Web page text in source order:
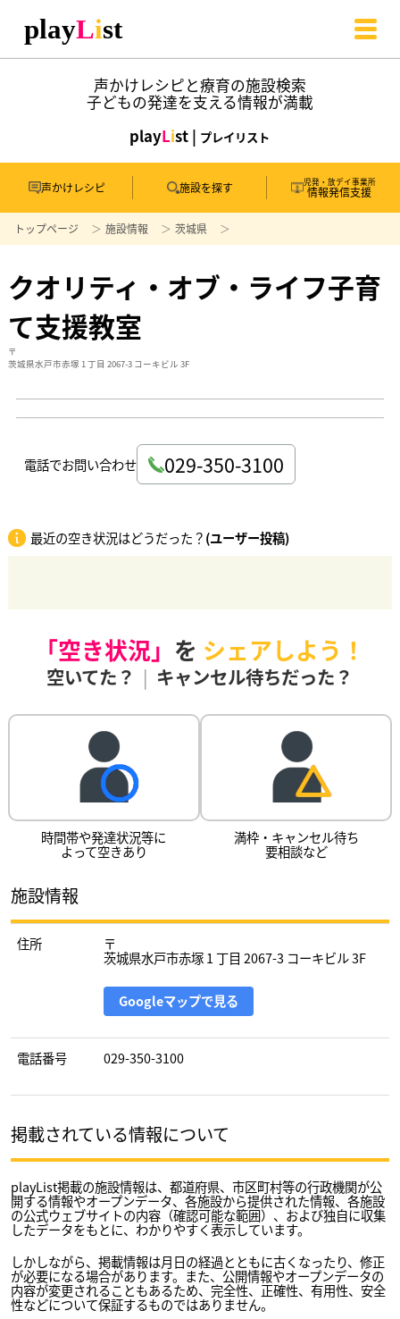
声かけレシピと療育の施設検索
子どもの発達を支える情報が満載
playList | プレイリスト
声かけレシピ 施設を探す 児発・放デイ事業所
情報発信支援
トップページ 施設情報 茨城県
クオリティ・オブ・ライフ子育
て支援教室
〒
茨城県水戸市赤塚 1 丁目 2067-3 コーキビル 3F
電話でお問い合わせ 029-350-3100
最近の空き状況はどうだった？(ユーザー投稿)
「空き状況」 を シェアしよう！
空いてた？ | キャンセル待ちだった？
時間帯や発達状況等に
よって空きあり
満枠・キャンセル待ち
要相談など
施設情報
住所 〒
茨城県水戸市赤塚 1 丁目 2067-3 コーキビル 3F
Googleマップで見る
電話番号 029-350-3100
掲載されている情報について
playList掲載の施設情報は、都道府県、市区町村等の行政機関が公
開する情報やオープンデータ、各施設から提供された情報、各施設
の公式ウェブサイトの内容（確認可能な範囲）、および独自に収集
したデータをもとに、わかりやすく表示しています。
しかしながら、掲載情報は月日の経過とともに古くなったり、修正
が必要になる場合があります。また、公開情報やオープンデータの
内容が変更されることもあるため、完全性、正確性、有用性、安全
性などについて保証するものではありません。